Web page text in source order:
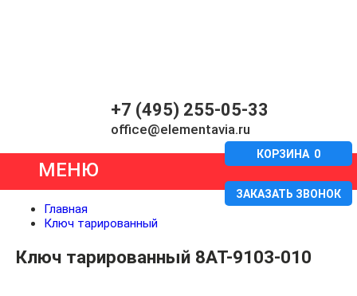
+7 (495) 255-05-33
office@elementavia.ru
ЗАКАЗАТЬ ЗВОНОК
КОРЗИНА 0
МЕНЮ
Главная
Ключ тарированный
Ключ тарированный 8АТ-9103-010